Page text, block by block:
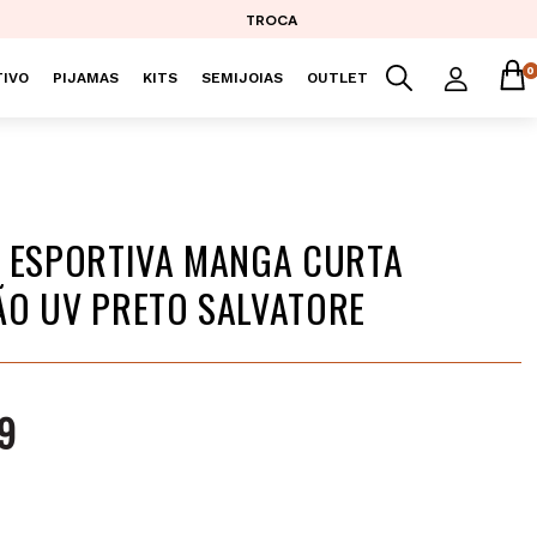
TROCA
PIJAMAS KITS SEMIJOIAS OUTLET 0
MANGA CURTA
UV PRETO SALVATORE